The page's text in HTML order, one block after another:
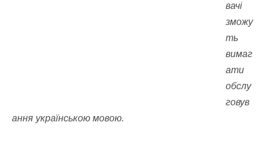
вачі
зможу
ть
вимаг
ати
обслу
говув
ання українською мовою.